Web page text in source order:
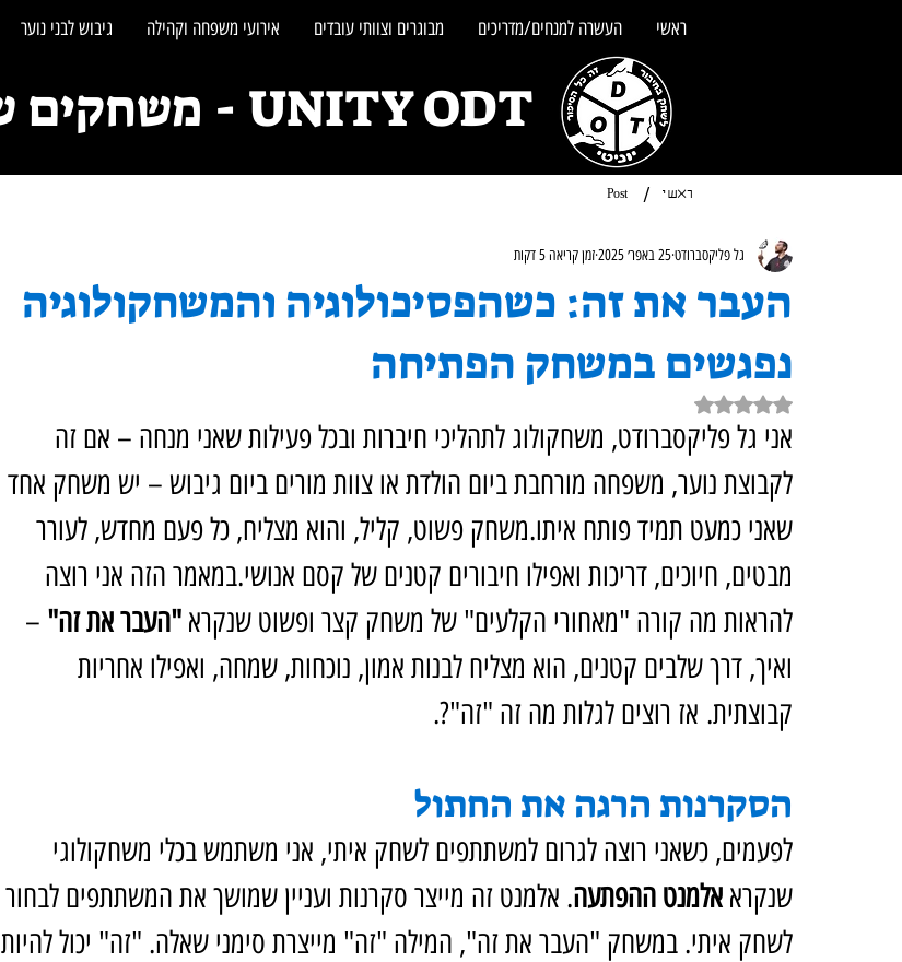
UNITY ODT - משחקים שמחברים אנשים
ראשי העשרה למנחים/מדריכים מבוגרים וצוותי עובדים אירועי משפחה וקהילה גיבוש לבני נוער
ראשי /
Post
העבר את זה: כשהפסיכולוגיה והמשחקולוגיה
נפגשים במשחק הפתיחה
גל פליקסברודט25 באפר׳ 2025 זמן קריאה 5 דקות
דירוג של NaN מתוך 5 כוכבים
אני גל פליקסברודט, משחקולוג לתהליכי חיברות ובכל פעילות שאני מנחה – אם זה
לקבוצת נוער, משפחה מורחבת ביום הולדת או צוות מורים ביום גיבוש – יש משחק אחד
שאני כמעט תמיד פותח איתו.משחק פשוט, קליל, והוא מצליח, כל פעם מחדש, לעורר
מבטים, חיוכים, דריכות ואפילו חיבורים קטנים של קסם אנושי.במאמר הזה אני רוצה
להראות מה קורה "מאחורי הקלעים" של משחק קצר ופשוט שנקרא "העבר את זה" –
ואיך, דרך שלבים קטנים, הוא מצליח לבנות אמון, נוכחות, שמחה, ואפילו אחריות
קבוצתית. אז רוצים לגלות מה זה "זה"?.
הסקרנות הרגה את החתול
לפעמים, כשאני רוצה לגרום למשתתפים לשחק איתי, אני משתמש בכלי משחקולוגי
שנקרא אלמנט ההפתעה. אלמנט זה מייצר סקרנות ועניין שמושך את המשתתפים לבחור
לשחק איתי. במשחק "העבר את זה", המילה "זה" מייצרת סימני שאלה. "זה" יכול להיות